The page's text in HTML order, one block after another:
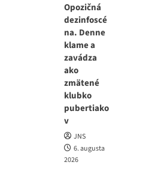
Opozičná
dezinfoscé
na. Denne
klame a
zavádza
ako
zmätené
klubko
pubertiako
v
JNS
6. augusta
2026